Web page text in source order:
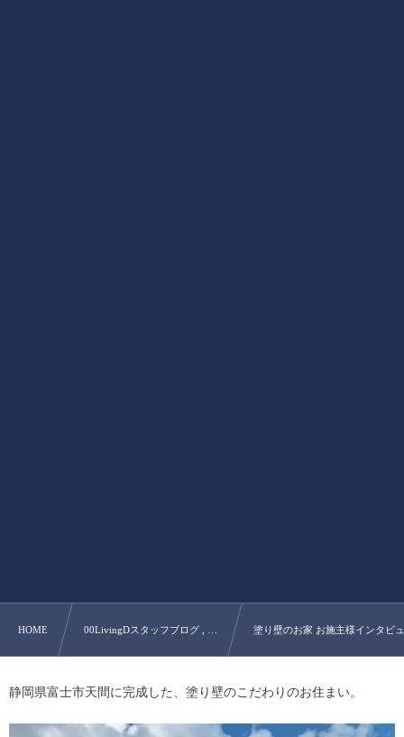
HOME 00LivingDスタッフブログ , … 塗り壁のお家 お施主様インタビ
静岡県富士市天間 に完成した、塗り壁のこだわりのお住まい。